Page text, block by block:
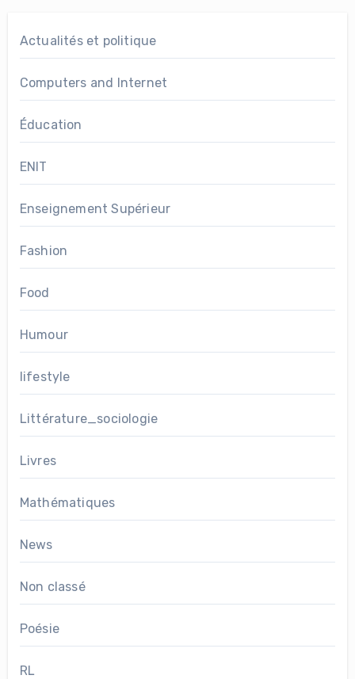
Actualités et politique
Computers and Internet
Éducation
ENIT
Enseignement Supérieur
Fashion
Food
Humour
lifestyle
Littérature_sociologie
Livres
Mathématiques
News
Non classé
Poésie
RL